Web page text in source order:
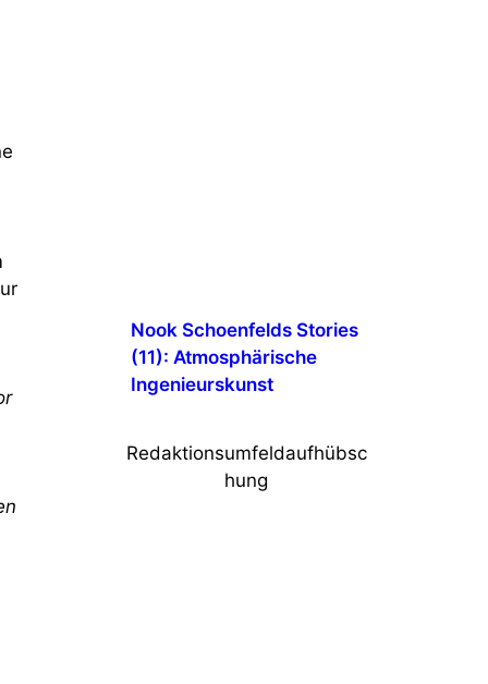
Nook Schoenfelds Stories
(11): Atmosphärische
Ingenieurskunst
Redaktionsumfeldaufhübsc
hung